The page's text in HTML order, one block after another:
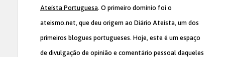
Ateísta Portuguesa. O primeiro domínio foi o
ateismo.net, que deu origem ao Diário Ateísta, um dos
primeiros blogues portugueses. Hoje, este é um espaço
de divulgação de opinião e comentário pessoal daqueles